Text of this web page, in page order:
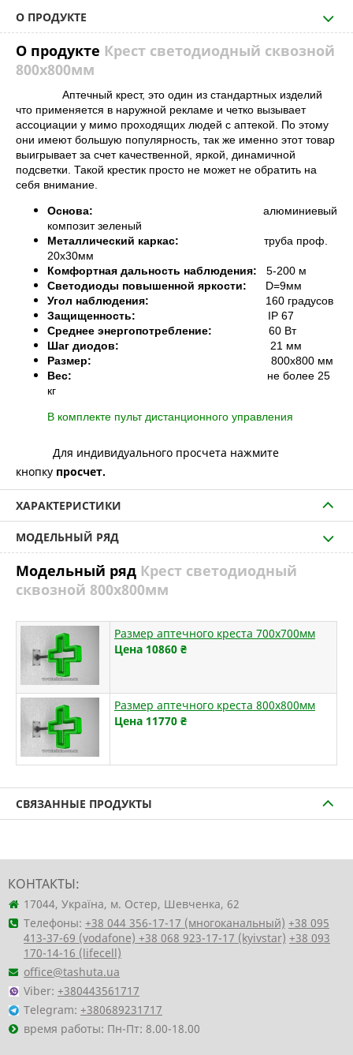
О ПРОДУКТЕ
О продукте Крест светодиодный сквозной
800х800мм
Аптечный крест, это один из стандартных изделий
что применяется в наружной рекламе и четко вызывает
ассоциации у мимо проходящих людей с аптекой. По этому
они имеют большую популярность, так же именно этот товар
выигрывает за счет качественной, яркой, динамичной
подсветки. Такой крестик просто не может не обратить на
себя внимание.
Основа:
алюминиевый
композит зеленый
Металлический каркас:
труба проф.
20х30мм
Комфортная дальность наблюдения:
5-200 м
Светодиоды повышенной яркости:
D=9мм
Угол наблюдения:
160 градусов
Защищенность:
IP 67
Среднее энергопотребление:
60 Вт
Шаг диодов: 21 мм
Размер:
800х800 мм
Вес: не более 25
кг
В комплекте пульт дистанционного управления
Для индивидуального просчета нажмите
кнопку просчет.
ХАРАКТЕРИСТИКИ
МОДЕЛЬНЫЙ РЯД
Модельный ряд Крест светодиодный
сквозной 800х800мм
Размер аптечного креста 700х700мм
Цена 10860 ₴
Размер аптечного креста 800х800мм
Цена 11770 ₴
СВЯЗАННЫЕ ПРОДУКТЫ
КОНТАКТЫ:
17044, Україна, м. Остер, Шевченка, 62
Телефоны: +38 044 356-17-17 (многоканальный) +38 095
413-37-69 (vodafone) +38 068 923-17-17 (kyivstar) +38 093
170-14-16 (lifecell)
office@tashuta.ua
Viber: +380443561717
Telegram: +380689231717
время работы: Пн-Пт: 8.00-18.00